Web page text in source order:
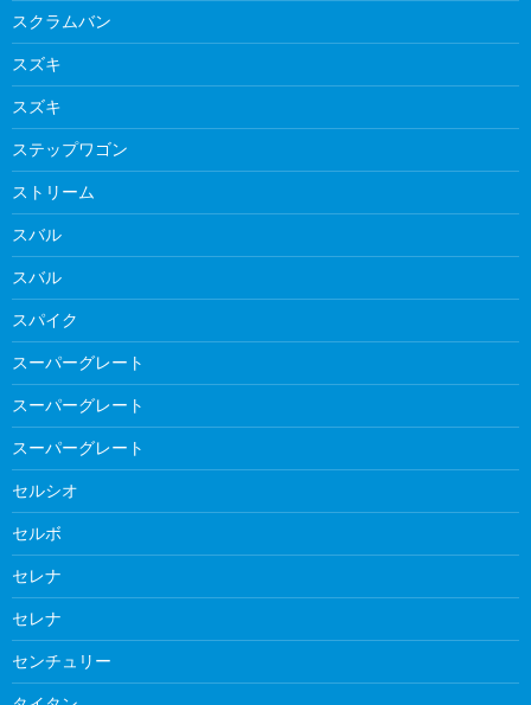
スクラムバン
スズキ
スズキ
ステップワゴン
ストリーム
スバル
スバル
スパイク
スーパーグレート
スーパーグレート
スーパーグレート
セルシオ
セルボ
セレナ
セレナ
センチュリー